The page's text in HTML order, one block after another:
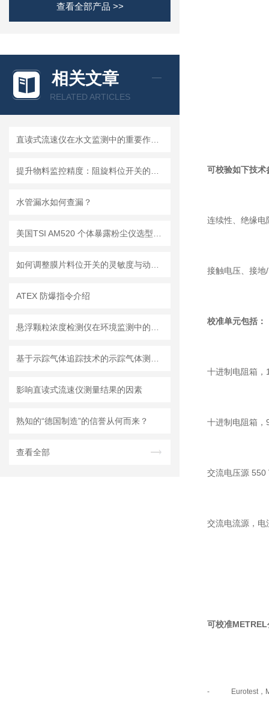
查看全部产品 >>
相关文章
RELATED ARTICLES
水管漏水如何查漏？
ATEX 防爆指令介绍
影响直读式流速仪测量结果的因素
熟知的“德国制造”的信誉从何而来？
查看全部
可校验如下技术
连续性、绝缘电
接触电压、接地
校准单元包括：
十进制电阻箱
十进制电阻箱
交流电压源 550
交流电流源，电
可校准
- Eurotest，